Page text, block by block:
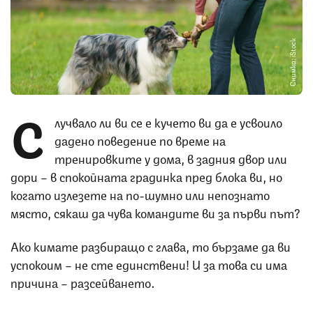
Снимка: iStock
С
лучвало ли ви се е кучето ви да е усвоило
дадено поведение по време на
тренировките у дома, в задния двор или
дори – в спокойната градинка пред блока ви, но
когато излезете на по-шумно или непознато
място, сякаш да чува командите ви за първи път?
Ако кимате разбиращо с глава, то бързаме да ви
успокоим – не сте единствени! И за това си има
причина – разсейването.